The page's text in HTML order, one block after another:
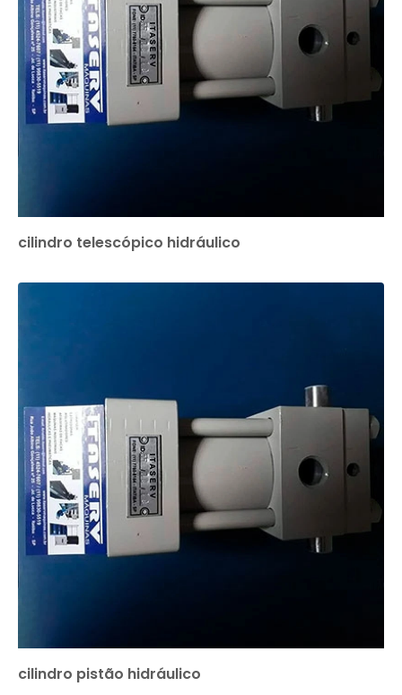
cilindro telescópico hidráulico
cilindro pistão hidráulico